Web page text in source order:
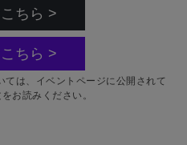
ちら >
ちら >
は、イベントページに公開されて
お読みください。